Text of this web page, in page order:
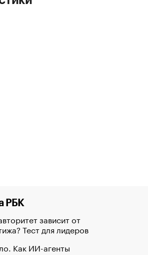
РБК
зависит от
Тест для лидеров
Как ИИ-агенты